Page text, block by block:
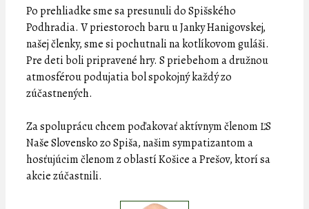
Po prehliadke sme sa presunuli do Spišského
Podhradia. V priestoroch baru u Janky Hanigovskej,
našej členky, sme si pochutnali na kotlíkovom guláši.
Pre deti boli pripravené hry. S priebehom a družnou
atmosférou podujatia bol spokojný každý zo
zúčastnených.
Za spoluprácu chcem poďakovať aktívnym členom ĽS
Naše Slovensko zo Spiša, našim sympatizantom a
hosťujúcim členom z oblastí Košice a Prešov, ktorí sa
akcie zúčastnili.